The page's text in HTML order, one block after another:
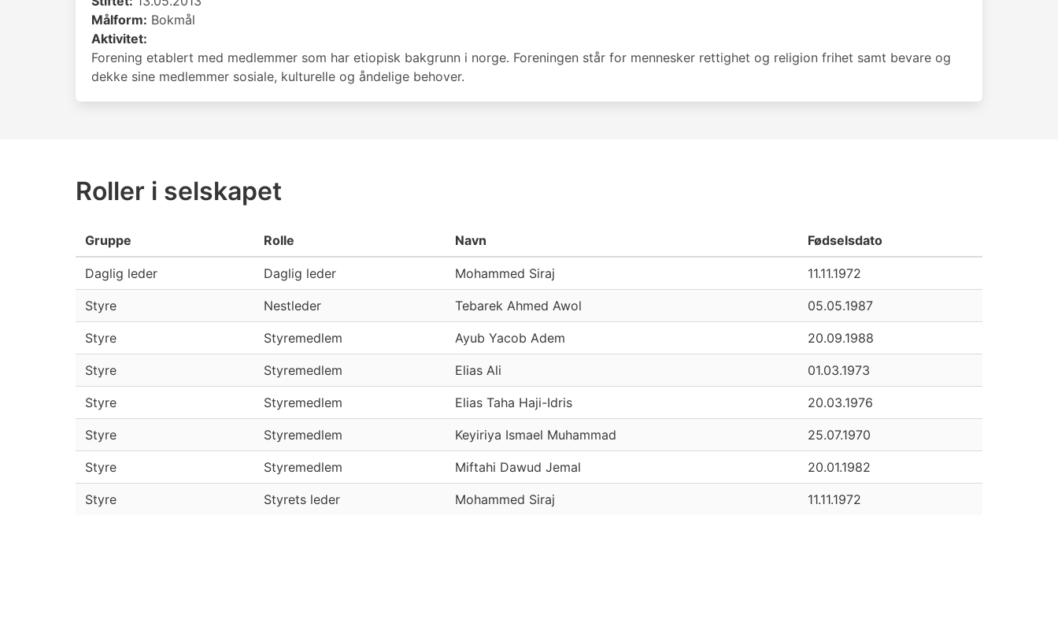
Målform: Bokmål
Aktivitet:
Forening etablert med medlemmer som har etiopisk bakgrunn i norge. Foreningen står for mennesker rettighet og religion frihet samt bevare og
dekke sine medlemmer sosiale, kulturelle og åndelige behover.
Roller i selskapet
Gruppe Rolle Navn Fødselsdato
Daglig leder Daglig leder Mohammed Siraj 11.11.1972
Styre Nestleder Tebarek Ahmed Awol 05.05.1987
Styre Styremedlem Ayub Yacob Adem 20.09.1988
Styre Styremedlem Elias Ali 01.03.1973
Styre Styremedlem Elias Taha Haji-Idris 20.03.1976
Styre Styremedlem Keyiriya Ismael Muhammad 25.07.1970
Styre Styremedlem Miftahi Dawud Jemal 20.01.1982
Styre Styrets leder Mohammed Siraj 11.11.1972